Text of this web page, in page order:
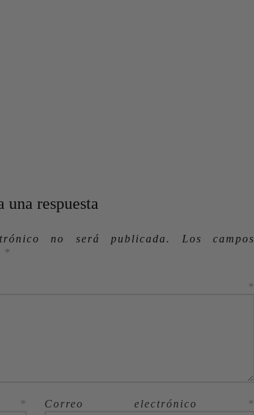
una respuesta
no será publicada.
Los campos
*
*
* Correo electrónico *